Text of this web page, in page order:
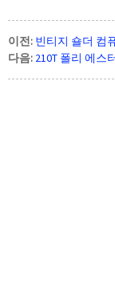
이전: 빈티지 숄더 컴
다음: 210T 폴리 에스